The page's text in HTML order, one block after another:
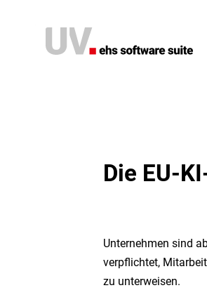
Die EU-
Unternehmen sind
verpflichtet,
zu unterweisen.
Software